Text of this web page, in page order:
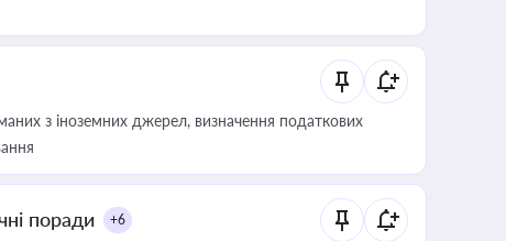
з іноземних джерел, визначення податкових
поради +6